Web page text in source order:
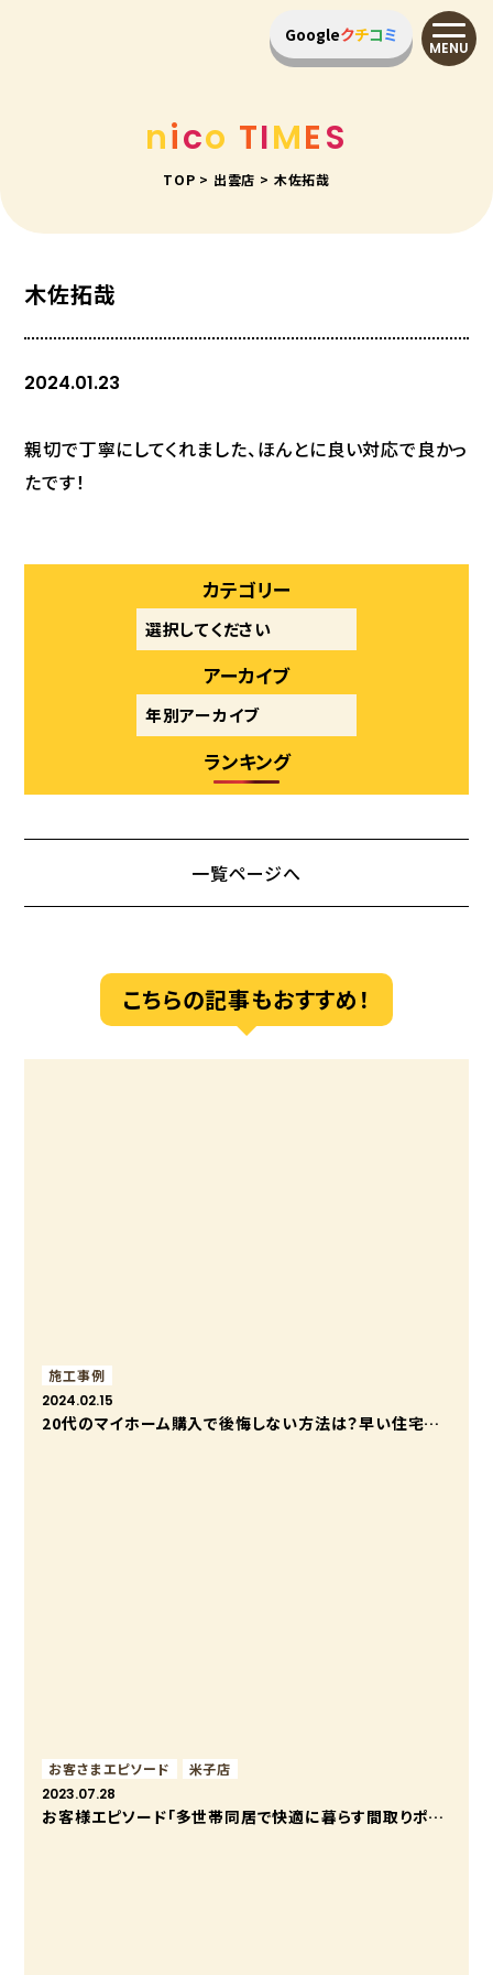
Googleクチコミ
MENU
nico TIMES
TOP > 出雲店 > 木佐拓哉
木佐拓哉
2024.01.23
親切で丁寧にしてくれました、ほんとに良い対応で良かっ
たです！
カテゴリー
アーカイブ
ランキング
一覧ページへ
こちらの記事もおすすめ！
施工事例
2024.02.15
20代のマイホーム購入で後悔しない方法は？早い住宅購入と資産運用で将来に備えよう
お客さまエピソード
⽶⼦店
2023.07.28
お客様エピソード「多世帯同居で快適に暮らす間取りポイント」